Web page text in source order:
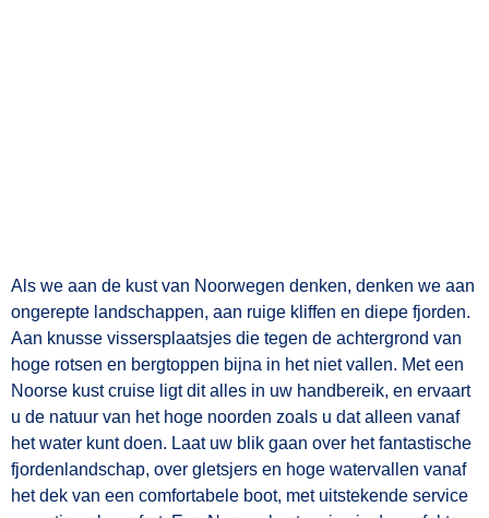
Als we aan de kust van Noorwegen denken, denken we aan
ongerepte landschappen, aan ruige kliffen en diepe fjorden.
Aan knusse vissersplaatsjes die tegen de achtergrond van
hoge rotsen en bergtoppen bijna in het niet vallen. Met een
Noorse kust cruise ligt dit alles in uw handbereik, en ervaart
u de natuur van het hoge noorden zoals u dat alleen vanaf
het water kunt doen. Laat uw blik gaan over het fantastische
fjordenlandschap, over gletsjers en hoge watervallen vanaf
het dek van een comfortabele boot, met uitstekende service